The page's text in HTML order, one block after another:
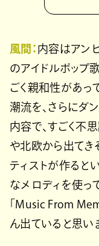
風間： 内容はアン
のアイドルポップ
ごく親和性があっ
潮流を、さらにダ
内容で、すごく不
や北欧から出てき
ティストが作ると
なメロディを使っ
「Music From
ん出ていると思い